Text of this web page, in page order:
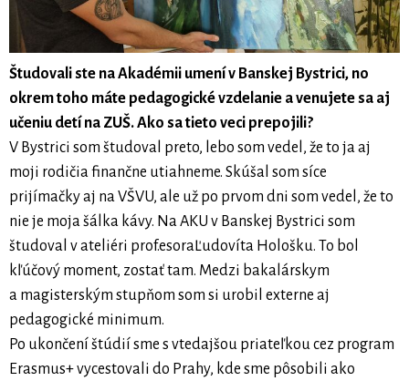
Študovali ste na Akadémii umení v Banskej Bystrici, no
okrem toho máte pedagogické vzdelanie a venujete sa aj
učeniu detí na ZUŠ. Ako sa tieto veci prepojili?
V Bystrici som študoval preto, lebo som vedel, že to ja aj
moji rodičia finančne utiahneme. Skúšal som síce
prijímačky aj na VŠVU, ale už po prvom dni som vedel, že to
nie je moja šálka kávy. Na AKU v Banskej Bystrici som
študoval v ateliéri prof.esoraĽudovíta Hološku. To bol
kľúčový moment, zostať tam. Medzi bakalárskym
a magisterským stupňom som si urobil externe aj
pedagogické minimum.
Po ukončení štúdií sme s vtedajšou priateľkou cez program
Erasmus+ vycestovali do Prahy, kde sme pôsobili ako